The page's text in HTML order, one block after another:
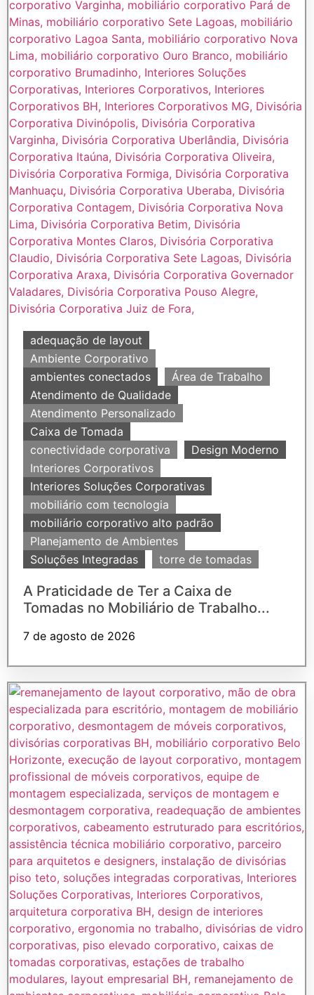
adequação de layout
Ambiente Corporativo
ambientes conectados
Área de Trabalho
Atendimento de Qualidade
Atendimento Personalizado
Caixa de Tomada
conectividade corporativa
Design Moderno
Interiores Corporativos
Interiores Soluções Corporativas
mobiliário com tecnologia
mobiliário corporativo alto padrão
Planejamento de Ambientes
Soluções Integradas
torre de tomadas
A Praticidade de Ter a Caixa de
Tomadas no Mobiliário de Trabalho...
7 de agosto de 2026